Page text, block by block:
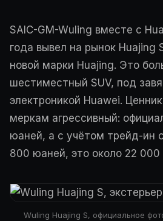
SAIC-GM-Wuling вместе с
года вывел на рынок Huajing
новой марки Huajing. Это
шестиместный SUV, под
электроникой Huawei.
меркам агрессивный:
юаней, а с учётом трейд-ин
800 юаней, это около 22 000
Wuling Huajing S, официальное